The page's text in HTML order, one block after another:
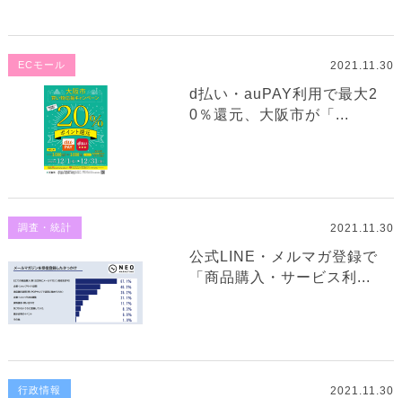
ECモール 2021.11.30
d払い・auPAY利用で最大2
0％還元、大阪市が「...
調査・統計 2021.11.30
公式LINE・メルマガ登録で
「商品購入・サービス利...
行政情報 2021.11.30